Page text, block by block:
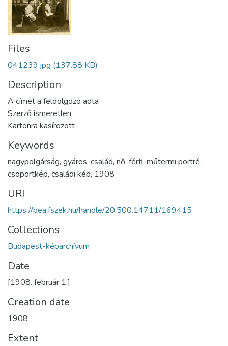
Files
041239.jpg (137.88 KB)
Description
A címet a feldolgozó adta
Szerző ismeretlen
Kartonra kasírozott
Keywords
nagypolgárság, gyáros, család, nő, férfi, műtermi portré,
csoportkép, családi kép, 1908
URI
https://bea.fszek.hu/handle/20.500.14711/169415
Collections
Budapest-képarchívum
Date
[1908. február 1.]
Creation date
1908
Extent